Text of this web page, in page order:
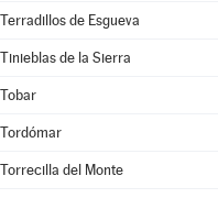
Terradillos de Esgueva
Tinieblas de la Sierra
Tobar
Tordómar
Torrecilla del Monte